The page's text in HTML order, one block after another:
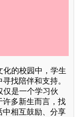
化的校园中，学生
找陪伴和支持。
仅是一个学习伙
许多新生而言，找
中相互鼓励、分享